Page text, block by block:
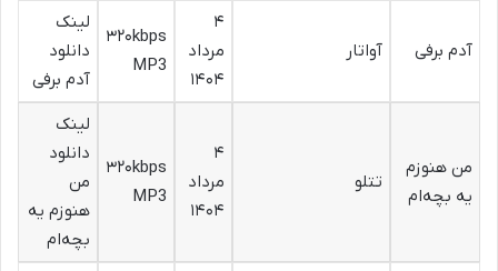
آدم برفی آواتار
۴
مرداد
۱۴۰۴
۳۲۰kbps
MP3
لینک
دانلود
آدم برفی
من هنوزم
یه بچه‌ام
تتلو
۴
مرداد
۱۴۰۴
۳۲۰kbps
MP3
لینک
دانلود
من
هنوزم یه
بچه‌ام